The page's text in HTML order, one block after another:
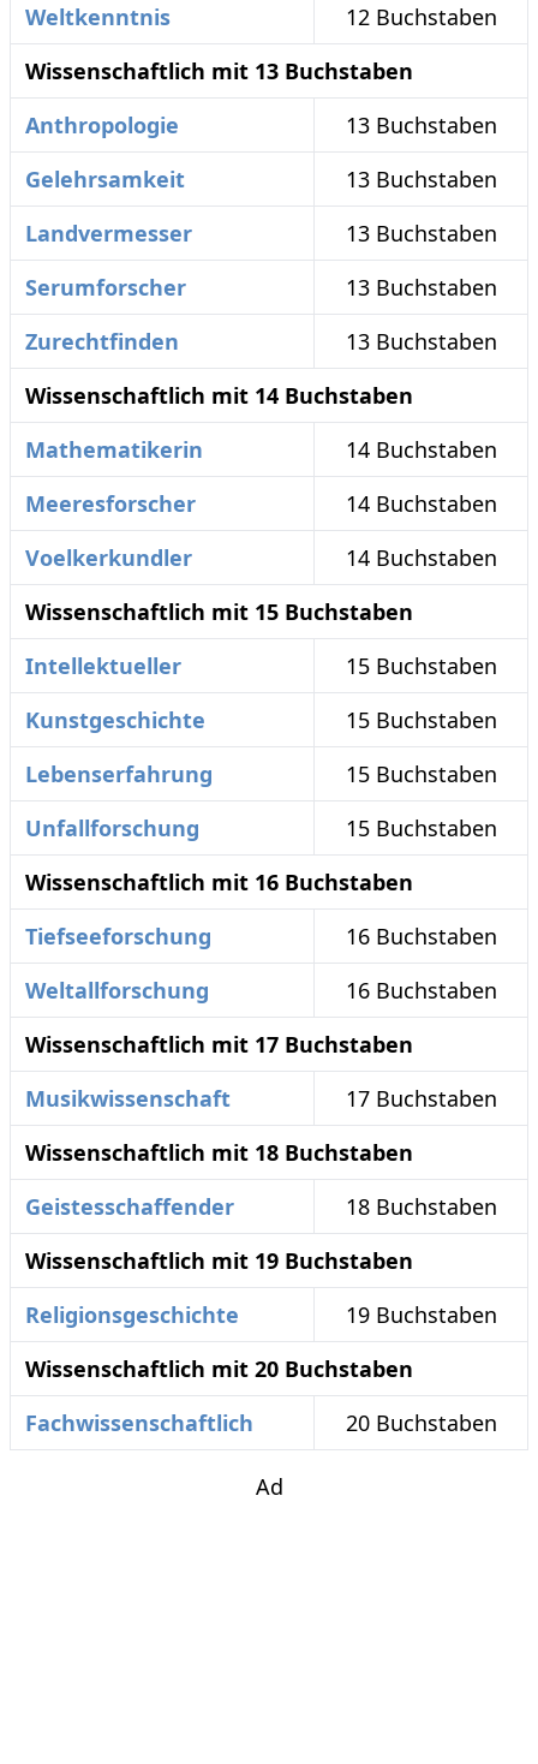
Weltkenntnis
12 Buchstaben
Wissenschaftlich mit 13 Buchstaben
Anthropologie
13 Buchstaben
Gelehrsamkeit
13 Buchstaben
Landvermesser
13 Buchstaben
Serumforscher
13 Buchstaben
Zurechtfinden
13 Buchstaben
Wissenschaftlich mit 14 Buchstaben
Mathematikerin
14 Buchstaben
Meeresforscher
14 Buchstaben
Voelkerkundler
14 Buchstaben
Wissenschaftlich mit 15 Buchstaben
Intellektueller
15 Buchstaben
Kunstgeschichte
15 Buchstaben
Lebenserfahrung
15 Buchstaben
Unfallforschung
15 Buchstaben
Wissenschaftlich mit 16 Buchstaben
Tiefseeforschung
16 Buchstaben
Weltallforschung
16 Buchstaben
Wissenschaftlich mit 17 Buchstaben
Musikwissenschaft
17 Buchstaben
Wissenschaftlich mit 18 Buchstaben
Geistesschaffender
18 Buchstaben
Wissenschaftlich mit 19 Buchstaben
Religionsgeschichte
19 Buchstaben
Wissenschaftlich mit 20 Buchstaben
Fachwissenschaftlich
20 Buchstaben
Ad